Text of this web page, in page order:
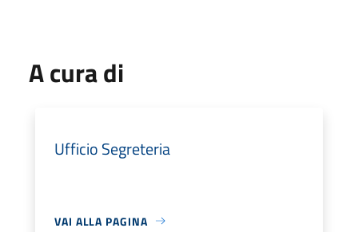
A cura di
Ufficio Segreteria
VAI ALLA PAGINA